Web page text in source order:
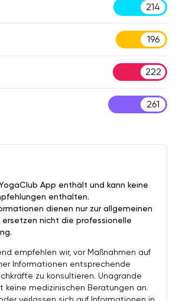
214
196
222
261
App enthält und kann keine
enthalten.
dienen nur zur allgemeinen
nicht die professionelle
empfehlen wir, vor Maßnahmen auf
Informationen entsprechende
zu konsultieren. Unagrande
keine medizinischen Beratungen an.